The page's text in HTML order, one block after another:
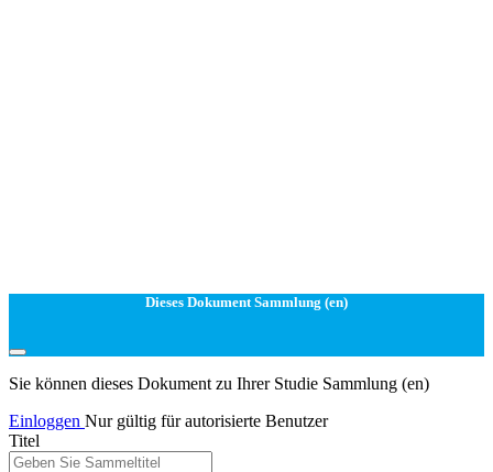
Dieses Dokument Sammlung (en)
Sie können dieses Dokument zu Ihrer Studie Sammlung (en)
Einloggen Nur gültig für autorisierte Benutzer
Titel